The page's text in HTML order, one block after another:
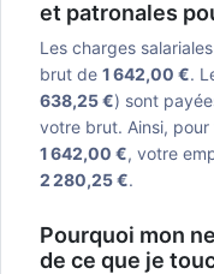
et patronales
Les charges
brut de 1 642,00 €.
638,25 €) sont
votre brut. Ainsi,
1 642,00 €, votre
2 280,25 €.
Pourquoi mon
de ce que je